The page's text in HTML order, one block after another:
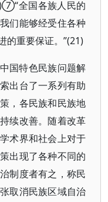
全国各族人民的
们能够经受住各种
的重要保证。”(21)
国特色民族问题解
出台了一系列有助
，各民族和民族地
续改善。随着改革
术界和社会上对于
出现了各种不同的
制度者有之，称民
取消民族区域自治